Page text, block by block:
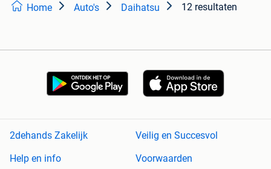
Home Auto's Daihatsu 12 resultaten
2dehands Zakelijk
Veilig en Succesvol
Help en info
Voorwaarden